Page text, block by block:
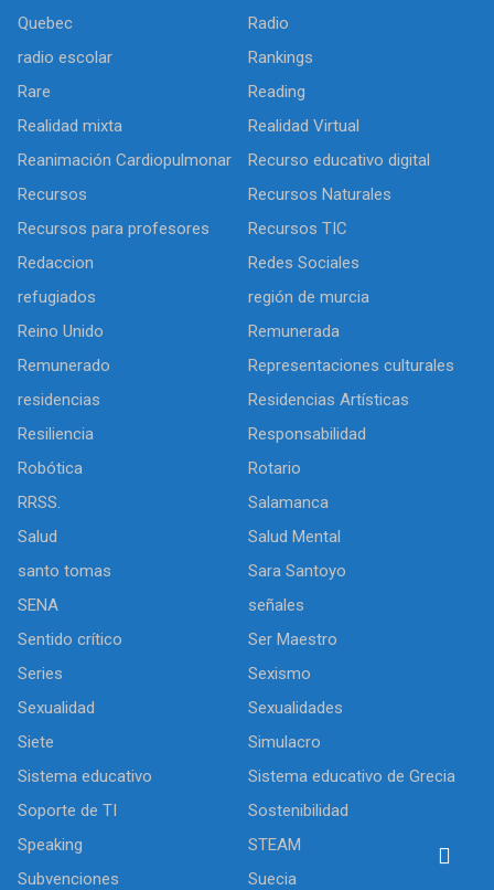
Quebec
Radio
radio escolar
Rankings
Rare
Reading
Realidad mixta
Realidad Virtual
Reanimación Cardiopulmonar
Recurso educativo digital
Recursos
Recursos Naturales
Recursos para profesores
Recursos TIC
Redaccion
Redes Sociales
refugiados
región de murcia
Reino Unido
Remunerada
Remunerado
Representaciones culturales
residencias
Residencias Artísticas
Resiliencia
Responsabilidad
Robótica
Rotario
RRSS.
Salamanca
Salud
Salud Mental
santo tomas
Sara Santoyo
SENA
señales
Sentido crítico
Ser Maestro
Series
Sexismo
Sexualidad
Sexualidades
Siete
Simulacro
Sistema educativo
Sistema educativo de Grecia
Soporte de TI
Sostenibilidad
Speaking
STEAM
Subvenciones
Suecia